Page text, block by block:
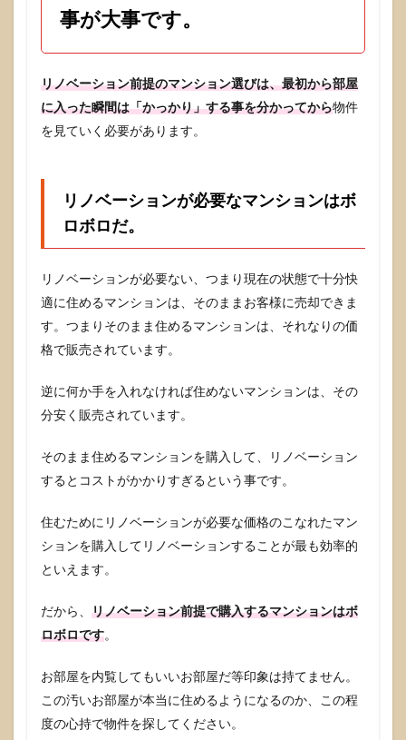
効率
的
5
物件
探し
は不
動産
豊富
な物
件が
良い
を見
つけ
いで
6
住ま
求め
る要
素を
ちり
決め
てか
ら物
しま
しょ
7
至福
の時
間。
事が大事です。
リノベーション前提のマンション選びは、最初から部屋
に入った瞬間は「かっかり」する事を分かってから物件
を見ていく必要があります。
リノベーションが必要なマンションはボ
ロボロだ。
リノベーションが必要ない、つまり現在の状態で十分快
適に住めるマンションは、そのままお客様に売却できま
す。つまりそのまま住めるマンションは、それなりの価
格で販売されています。
逆に何か手を入れなければ住めないマンションは、その
分安く販売されています。
そのまま住めるマンションを購入して、リノベーション
するとコストがかかりすぎるという事です。
住むためにリノベーションが必要な価格のこなれたマン
ションを購入してリノベーションすることが最も効率的
といえます。
だから、 リノベーション前提で購入するマンションはボ
ロボロです。
お部屋を内覧してもいいお部屋だ等印象は持てません。
この汚いお部屋が本当に住めるようになるのか、この程
度の心持で物件を探してください。